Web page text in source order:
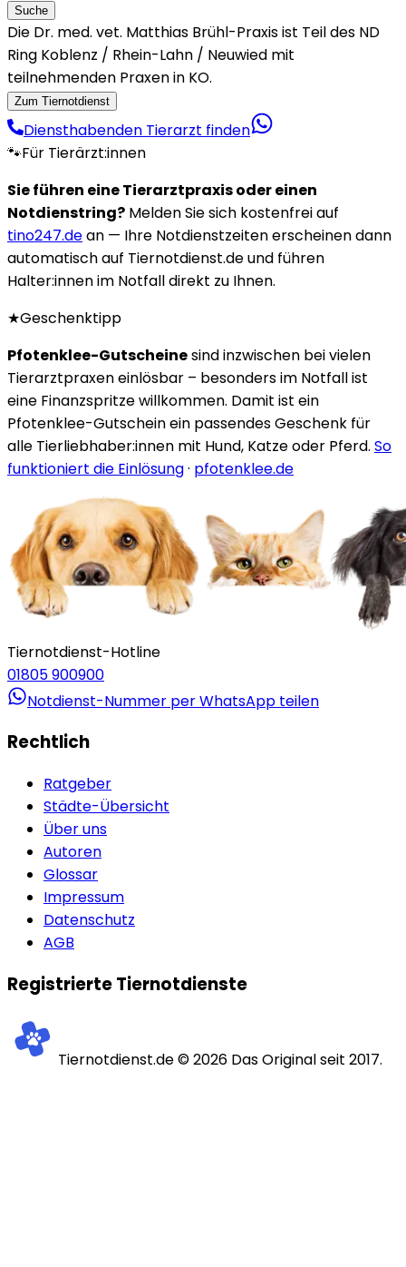
Suche
Die Dr. med. vet. Matthias Brühl-Praxis ist Teil des ND
Ring Koblenz / Rhein-Lahn / Neuwied mit
teilnehmenden Praxen in KO.
Zum Tiernotdienst
Diensthabenden Tierarzt finden
🐾Für Tierärzt:innen
Sie führen eine Tierarztpraxis oder einen
Notdienstring? Melden Sie sich kostenfrei auf
tino247.dean — Ihre Notdienstzeiten erscheinen dann
automatisch auf Tiernotdienst.de und führen
Halter:innen im Notfall direkt zu Ihnen.
★Geschenktipp
Pfotenklee-Gutscheinesind inzwischen bei vielen
Tierarztpraxen einlösbar – besonders im Notfall ist
eine Finanzspritze willkommen. Damit ist ein
Pfotenklee-Gutschein ein passendes Geschenk für
alle Tierliebhaber:innen mit Hund, Katze oder Pferd. So
funktioniert die Einlösung· pfotenklee.de
Tiernotdienst-Hotline
01805 900900
Notdienst-Nummer per WhatsApp teilen
Rechtlich
Ratgeber
Städte-Übersicht
Über uns
Autoren
Glossar
Impressum
Datenschutz
AGB
Registrierte Tiernotdienste
Tiernotdienst.de ©2026 Das Original seit 2017.